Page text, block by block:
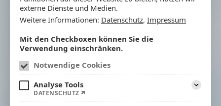
externe Dienste und Medien.
Weitere Informationen: Datenschutz, Impressum
Mit den Checkboxen können Sie die
Verwendung einschränken.
Notwendige Cookies
Analyse Tools
DATENSCHUTZ